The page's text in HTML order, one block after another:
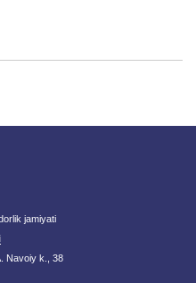
jamiyati
Navoiy k., 38